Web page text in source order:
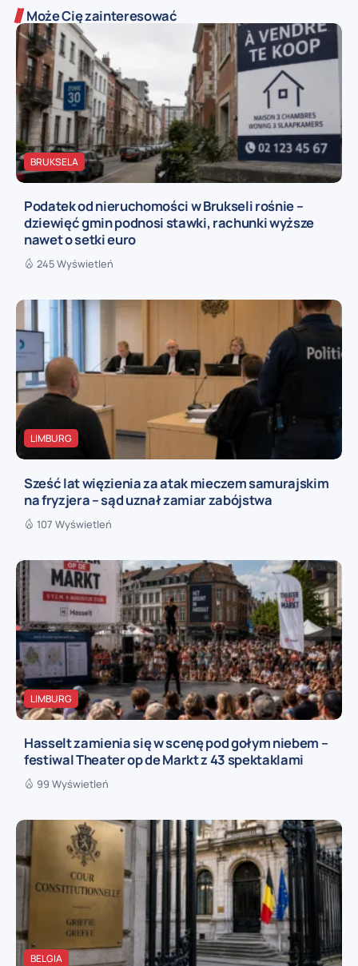
Może Cię zainteresować
BRUKSELA
Podatek od nieruchomości w Brukseli rośnie –
dziewięć gmin podnosi stawki, rachunki wyższe
nawet o setki euro
245 Wyświetleń
LIMBURG
Sześć lat więzienia za atak mieczem samurajskim
na fryzjera – sąd uznał zamiar zabójstwa
107 Wyświetleń
LIMBURG
Hasselt zamienia się w scenę pod gołym niebem –
festiwal Theater op de Markt z 43 spektaklami
99 Wyświetleń
BELGIA